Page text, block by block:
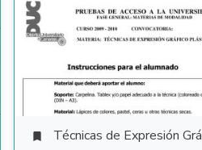
 Técnicas de Expresión Gráfico Plástica